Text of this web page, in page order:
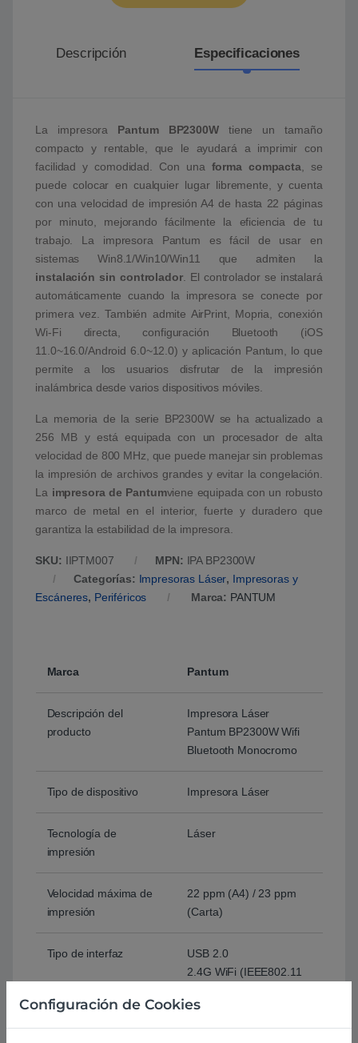
Descripción Especificaciones
La impresora Pantum BP2300Wtiene un tamaño
compacto y rentable, que le ayudará a imprimir con
facilidad y comodidad. Con una forma compacta, se
puede colocar en cualquier lugar libremente, y cuenta
con una velocidad de impresión A4 de hasta 22 páginas
por minuto, mejorando fácilmente la eficiencia de tu
trabajo. La impresora Pantum es fácil de usar en
sistemas Win8.1/Win10/Win11 que admiten la
instalación sin controlador. El controlador se instalará
automáticamente cuando la impresora se conecte por
primera vez. También admite AirPrint, Mopria, conexión
Wi-Fi directa, configuración Bluetooth (iOS
11.0~16.0/Android 6.0~12.0) y aplicación Pantum, lo que
permite a los usuarios disfrutar de la impresión
inalámbrica desde varios dispositivos móviles.
La memoria de la serie BP2300W se ha actualizado a
256 MB y está equipada con un procesador de alta
velocidad de 800 MHz, que puede manejar sin problemas
la impresión de archivos grandes y evitar la congelación.
La impresora de Pantumviene equipada con un robusto
marco de metal en el interior, fuerte y duradero que
garantiza la estabilidad de la impresora.
SKU: IIPTM007 MPN: IPA BP2300W
Categorías: Impresoras Láser, Impresoras y
Escáneres, Periféricos Marca: PANTUM
Marca Pantum
Descripción del
producto
Impresora Láser
Pantum BP2300W Wifi
Bluetooth Monocromo
Tipo de dispositivo Impresora Láser
Tecnología de
impresión
Láser
Velocidad máxima de
impresión
22 ppm (A4) / 23 ppm
(Carta)
Tipo de interfaz
USB 2.0
2.4G WiFi (IEEE802.11
Bluetooth
Configuración de Cookies